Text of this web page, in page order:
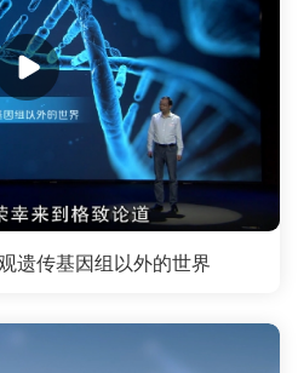
遗传基因组以外的世界